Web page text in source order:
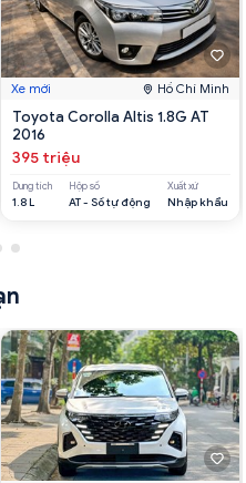
Xe mới Hồ Chí Minh
Toyota Corolla Altis 1.8G AT
2016
395 triệu
Dung tích
1.8 L
Hộp số
AT - Số tự động
Xuất xứ
Nhập khẩu